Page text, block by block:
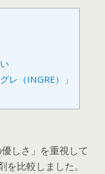
レ（INGRE）」
しさ」を重視して
比較しました。